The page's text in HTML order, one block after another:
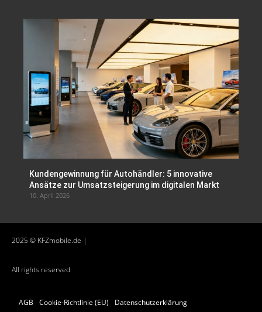
Kundengewinnung für Autohändler: 5 innovative
Ansätze zur Umsatzsteigerung im digitalen Markt
10. April 2026
2025 © KFZmobile.de |
All rights reserved
AGB Cookie-Richtlinie (EU) Datenschutzerklärung